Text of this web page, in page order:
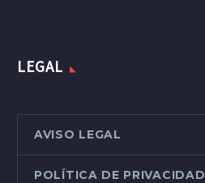
LEGAL
AVISO LEGAL
POLÍTICA DE PRIVACIDAD